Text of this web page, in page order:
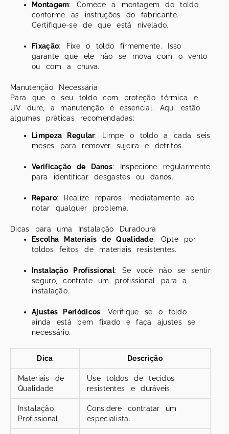
Montagem: Comece a montagem do toldo
conforme as instruções do fabricante.
Certifique-se de que está nivelado.
Fixação: Fixe o toldo firmemente. Isso
garante que ele não se mova com o vento
ou com a chuva.
Manutenção Necessária
Para que o seu toldo com proteção térmica e
UV dure, a manutenção é essencial. Aqui estão
algumas práticas recomendadas:
Limpeza Regular: Limpe o toldo a cada seis
meses para remover sujeira e detritos.
Verificação de Danos: Inspecione regularmente
para identificar desgastes ou danos.
Reparo: Realize reparos imediatamente ao
notar qualquer problema.
Dicas para uma Instalação Duradoura
Escolha Materiais de Qualidade: Opte por
toldos feitos de materiais resistentes.
Instalação Profissional: Se você não se sentir
seguro, contrate um profissional para a
instalação.
Ajustes Periódicos: Verifique se o toldo
ainda está bem fixado e faça ajustes se
necessário.
Dica Descrição
Materiais de
Qualidade
Use toldos de tecidos
resistentes e duráveis.
Instalação
Profissional
Considere contratar um
especialista.